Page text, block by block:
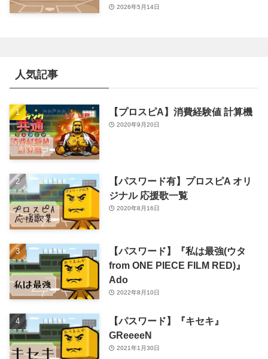
2026年5月14日
人気記事
【プロスピA】消費経験値 計算機
2020年9月20日
【パスワード有】プロスピA オリ
ジナル 応援歌一覧
2020年8月16日
【パスワード】『私は最強(ウタ
from ONE PIECE FILM RED)』
Ado
2022年8月10日
【パスワード】『キセキ』
GReeeeN
2021年1月30日